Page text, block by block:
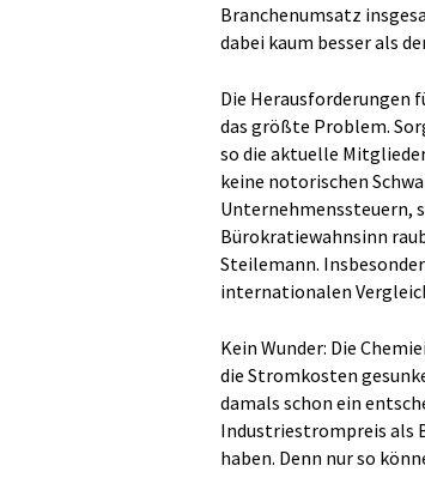
Branchenumsatz
dabei kaum besser als
Die Herausforderungen
das größte Problem.
so die aktuelle
keine notorischen
Unternehmenssteuern,
Bürokratiewahnsinn
Steilemann.
internationalen
Kein Wunder: Die
die Stromkosten
damals schon ein
Industriestrompreis als
haben. Denn nur so